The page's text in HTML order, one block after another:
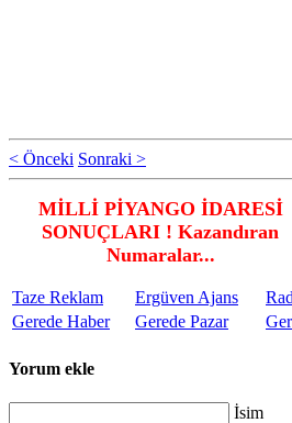
< Önceki Sonraki >
MİLLİ PİYANGO İDARESİ
SONUÇLARI ! Kazandıran
Numaralar...
Taze Reklam Ergüven Ajans
Gerede Haber
Gerede Pazar
Yorum ekle
İsim